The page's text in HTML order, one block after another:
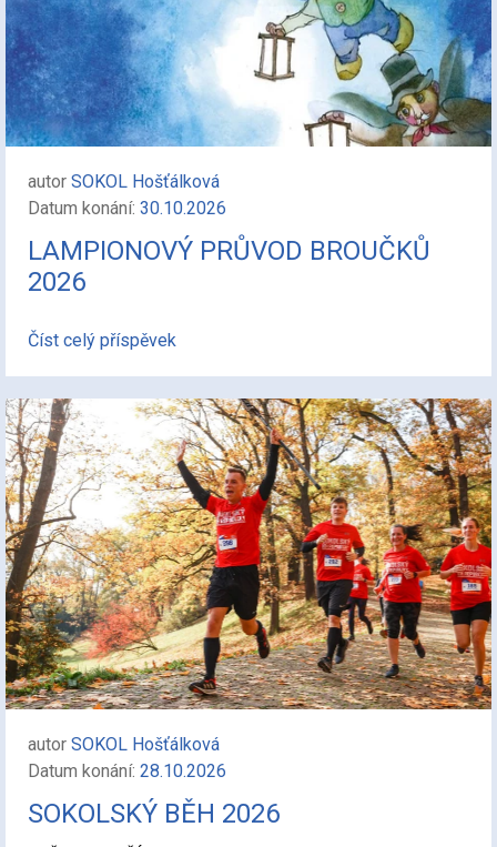
autor SOKOL Hošťálková
Datum konání: 30.10.2026
LAMPIONOVÝ PRŮVOD BROUČKŮ
2026
Číst celý příspěvek
autor SOKOL Hošťálková
Datum konání: 28.10.2026
SOKOLSKÝ BĚH 2026